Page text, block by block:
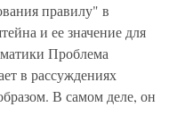
правилу" в
и ее значение для
Проблема
в рассуждениях
В самом деле, он